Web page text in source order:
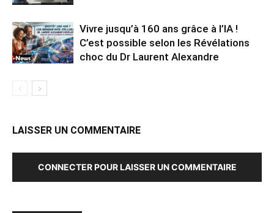
Vivre jusqu’à 160 ans grâce à l’IA !
C’est possible selon les Révélations
choc du Dr Laurent Alexandre
LAISSER UN COMMENTAIRE
CONNECTER POUR LAISSER UN COMMENTAIRE